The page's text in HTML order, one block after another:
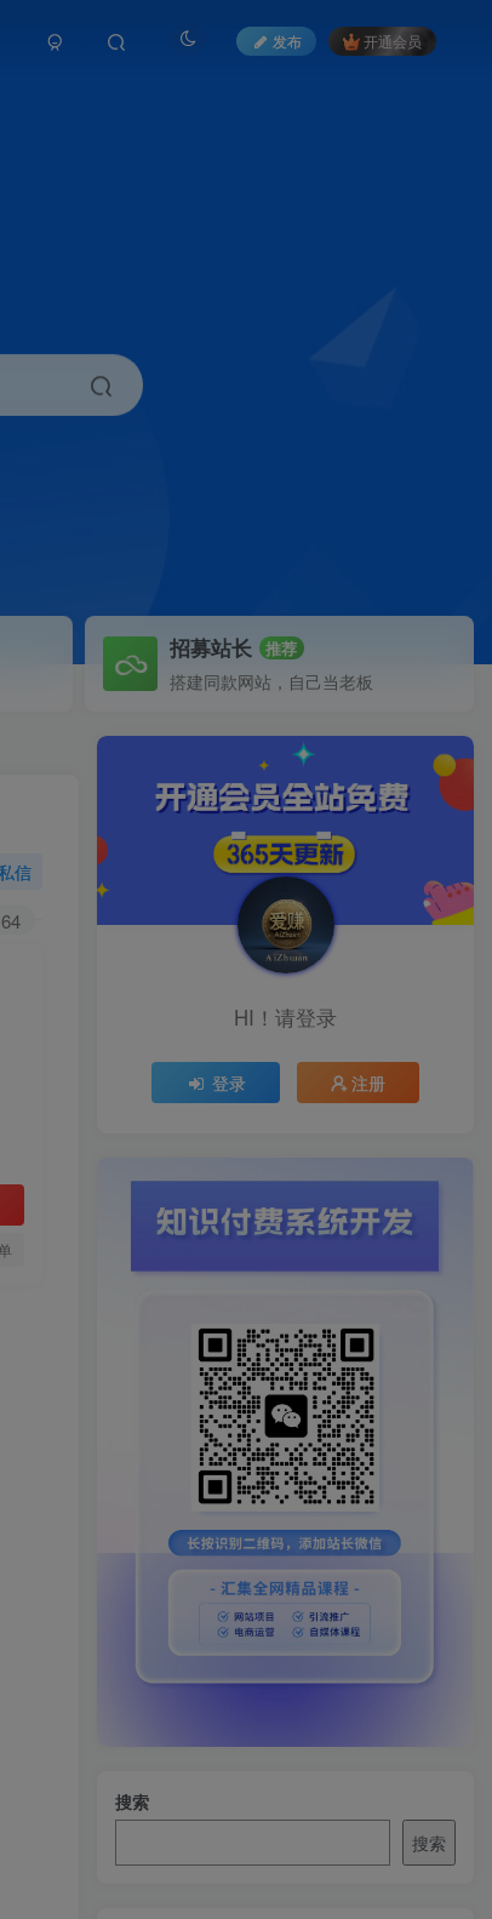
发布 开通会员
招募站长 推荐
搭建同款网站，自己当老板
信
HI！请登录
登录 注册
搜索
搜索